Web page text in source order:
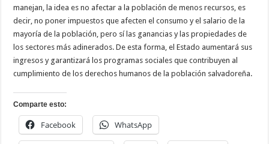
manejan, la idea es no afectar a la población de menos recursos, es
decir, no poner impuestos que afecten el consumo y el salario de la
mayoría de la población, pero sí las ganancias y las propiedades de
los sectores más adinerados. De esta forma, el Estado aumentará sus
ingresos y garantizará los programas sociales que contribuyen al
cumplimiento de los derechos humanos de la población salvadoreña.
Comparte esto:
Facebook WhatsApp